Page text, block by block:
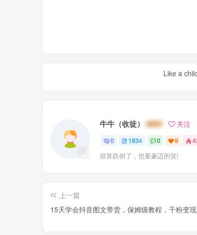
Like a
牛牛（收徒） 关注
0 1834 0 9
就算跌倒了，也要豪迈的笑!
上一篇
15天学会抖音图文带货，保姆级教程，千粉变